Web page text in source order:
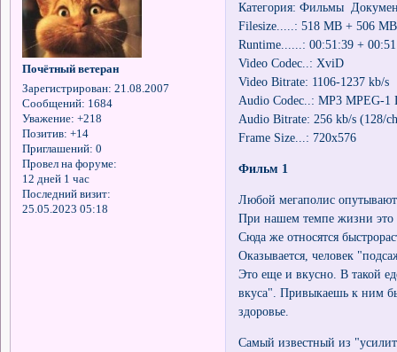
Почётный ветеран
Зарегистрирован: 21.08.2007
Сообщений: 1684
Уважение: +218
Позитив: +14
Приглашений: 0
Провел на форуме:
12 дней 1 час
Последний визит:
25.05.2023 05:18
Категория: Фильмы
Filesize.....: 518 MB + 506 MB
Runtime......: 00:51:39 +
Video Codec..: XviD
Video Bitrate: 1106-1237 kb/s
Audio Codec..: MP3 MPEG-1
Audio Bitrate: 256 kb/s (128/
Frame Size...: 720x576
Фильм 1
Любой мегаполис
При нашем темпе жизни это
Сюда же относятся
Оказывается, человек
Это еще и вкусно. В такой
вкуса". Привыкаешь к ним
здоровье.
Самый известный из